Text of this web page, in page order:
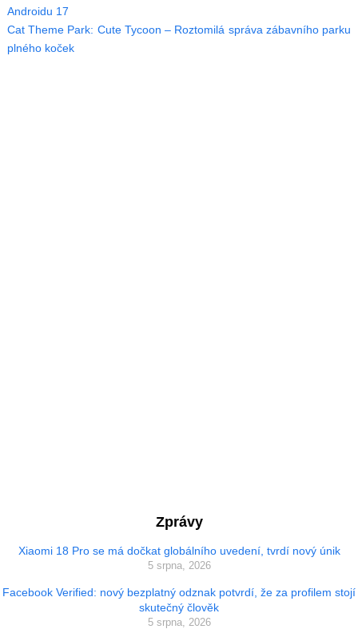
Androidu 17
Cat Theme Park: Cute Tycoon – Roztomilá správa zábavního parku
plného koček
Zprávy
Xiaomi 18 Pro se má dočkat globálního uvedení, tvrdí nový únik
5 srpna, 2026
Facebook Verified: nový bezplatný odznak potvrdí, že za profilem stojí
skutečný člověk
5 srpna, 2026